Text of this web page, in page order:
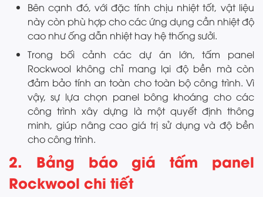
Bên cạnh đó, với đặc tính chịu nhiệt tốt, vật liệu
này còn phù hợp cho các ứng dụng cần nhiệt độ
cao như ống dẫn nhiệt hay hệ thống sưởi.
Trong bối cảnh các dự án lớn, tấm panel
Rockwool không chỉ mang lại độ bền mà còn
đảm bảo tính an toàn cho toàn bộ công trình. Vì
vậy, sự lựa chọn panel bông khoáng cho các
công trình xây dựng là một quyết định thông
minh, giúp nâng cao giá trị sử dụng và độ bền
cho công trình.
2. Bảng báo giá tấm panel
Rockwool chi tiết